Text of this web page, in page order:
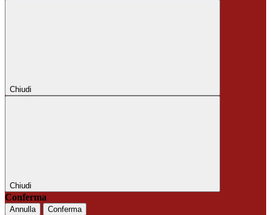
Chiudi
Chiudi
Conferma
Annulla Conferma